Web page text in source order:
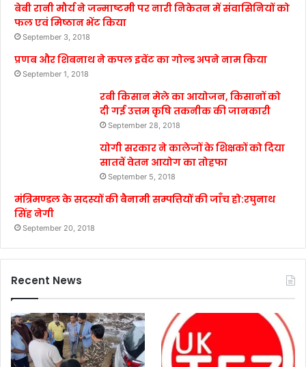
बेबी रानी मौर्य ने जन्माष्टमी पर नारी निकेतन में संवासिनियों को
फल एवं मिष्ठान भेंट किया
September 3, 2018
प्रणब और शिबनाथ ने कपल इवेंट का गोल्ड अपने नाम किया
September 1, 2018
रबी किसान मेले का आयोजन, किसानों को
दी गई उत्तम कृषि तकनीक की जानकारी
September 28, 2018
योगी सरकार ने कालेजों के शिक्षकों को दिया
सातवें वेतन आयोग का तोहफा
September 5, 2018
मंत्रिमण्डल के सदस्यों की बैनामी सम्पत्तियों की जाँच हो:रघुनाथ
सिंह नेगी
September 20, 2018
Recent News